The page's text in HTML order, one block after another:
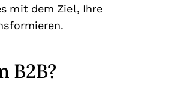
mit dem Ziel, Ihre
B2B?